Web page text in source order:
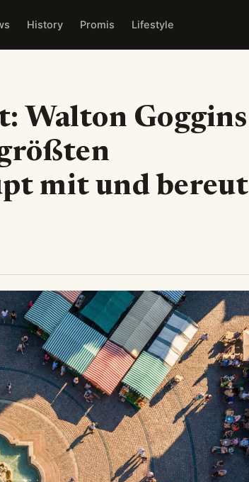
History Promis Lifestyle
Walton Goggins
mit und bereut